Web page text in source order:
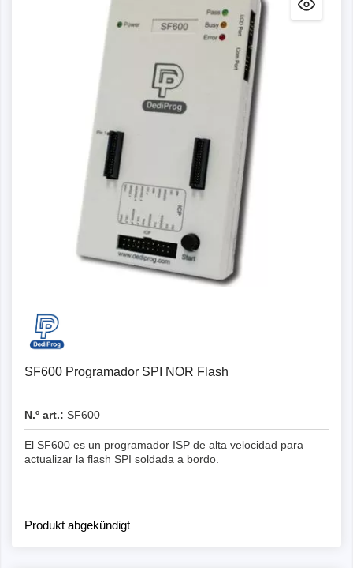
SF600 Programador SPI NOR Flash
N.º art.: SF600
El SF600 es un programador ISP de alta velocidad para
actualizar la flash SPI soldada a bordo.
Produkt abgekündigt